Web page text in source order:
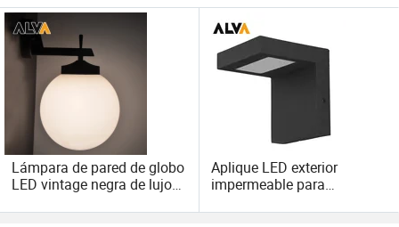
Lámpara de pared de globo
LED vintage negra de lujo
Aplique LED exterior
impermeable para